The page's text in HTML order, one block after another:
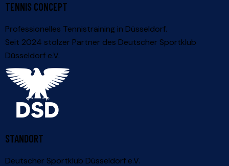
TENNIS CONCEPT
Professionelles Tennistraining in Düsseldorf.
Seit 2024 stolzer Partner des Deutscher Sportklub
Düsseldorf e.V.
STANDORT
Deutscher Sportklub Düsseldorf e.V.